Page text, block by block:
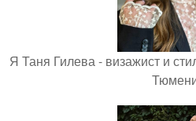
Я Таня Гилева - визажист и